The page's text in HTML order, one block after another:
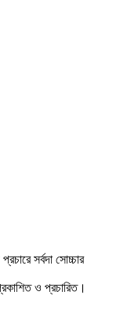
সর্বদা সোচ্চার
ও প্রচারিত।